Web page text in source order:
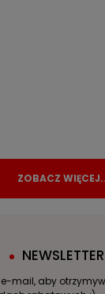
NEWSLETTER
e-mail, aby